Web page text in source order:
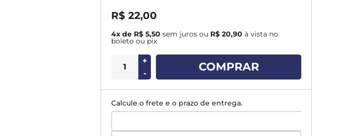
R$ 22,00
4x de R$ 5,50 sem juros ou R$ 20,90 à vista no
boleto ou pix
+
-
COMPRAR
Calcule o frete e o prazo de entrega.